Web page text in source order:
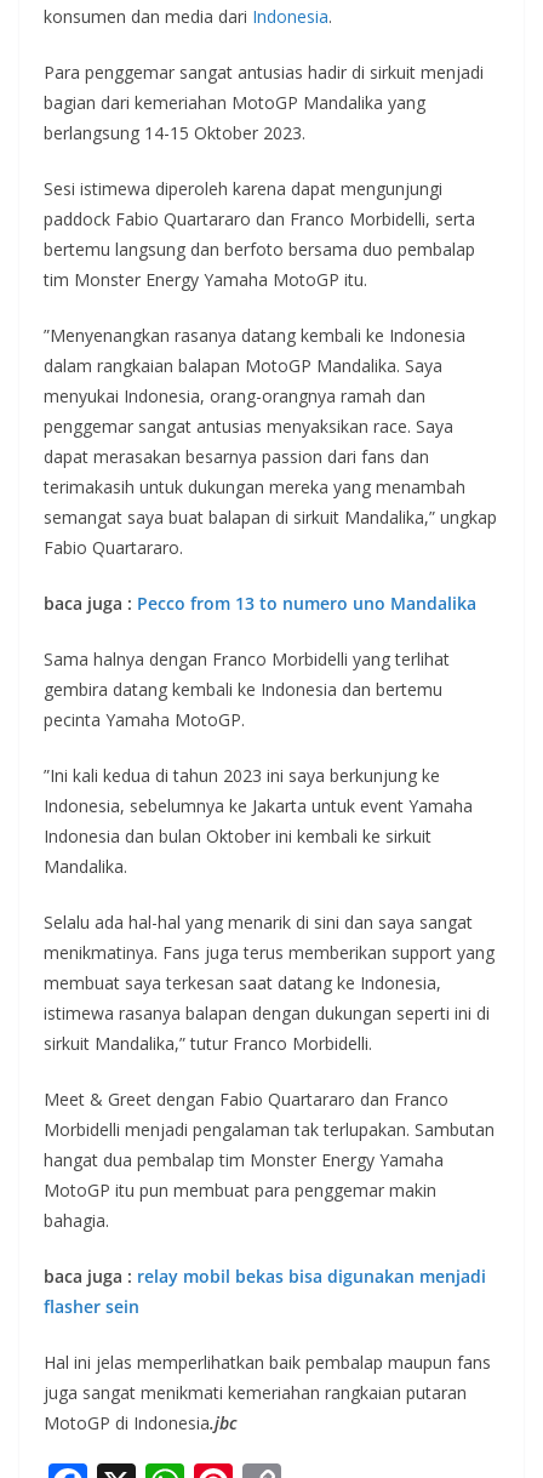
konsumen dan media dari Indonesia.
Para penggemar sangat antusias hadir di sirkuit menjadi
bagian dari kemeriahan MotoGP Mandalika yang
berlangsung 14-15 Oktober 2023.
Sesi istimewa diperoleh karena dapat mengunjungi
paddock Fabio Quartararo dan Franco Morbidelli, serta
bertemu langsung dan berfoto bersama duo pembalap
tim Monster Energy Yamaha MotoGP itu.
”Menyenangkan rasanya datang kembali ke Indonesia
dalam rangkaian balapan MotoGP Mandalika. Saya
menyukai Indonesia, orang-orangnya ramah dan
penggemar sangat antusias menyaksikan race. Saya
dapat merasakan besarnya passion dari fans dan
terimakasih untuk dukungan mereka yang menambah
semangat saya buat balapan di sirkuit Mandalika,” ungkap
Fabio Quartararo.
baca juga : Pecco from 13 to numero uno Mandalika
Sama halnya dengan Franco Morbidelli yang terlihat
gembira datang kembali ke Indonesia dan bertemu
pecinta Yamaha MotoGP.
”Ini kali kedua di tahun 2023 ini saya berkunjung ke
Indonesia, sebelumnya ke Jakarta untuk event Yamaha
Indonesia dan bulan Oktober ini kembali ke sirkuit
Mandalika.
Selalu ada hal-hal yang menarik di sini dan saya sangat
menikmatinya. Fans juga terus memberikan support yang
membuat saya terkesan saat datang ke Indonesia,
istimewa rasanya balapan dengan dukungan seperti ini di
sirkuit Mandalika,” tutur Franco Morbidelli.
Meet & Greet dengan Fabio Quartararo dan Franco
Morbidelli menjadi pengalaman tak terlupakan. Sambutan
hangat dua pembalap tim Monster Energy Yamaha
MotoGP itu pun membuat para penggemar makin
bahagia.
baca juga : relay mobil bekas bisa digunakan menjadi
flasher sein
Hal ini jelas memperlihatkan baik pembalap maupun fans
juga sangat menikmati kemeriahan rangkaian putaran
MotoGP di Indonesia.jbc